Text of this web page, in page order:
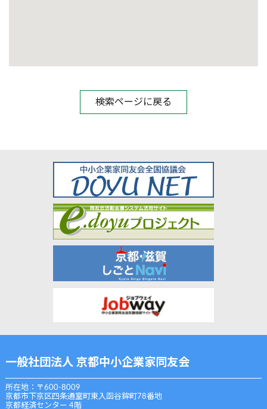
検索ページに戻る
一般社団法人 京都中小企業家同友会
所在地：〒600-8009
京都市下京区四条通室町東入函谷鉾町78番地
京都経済センター 4階